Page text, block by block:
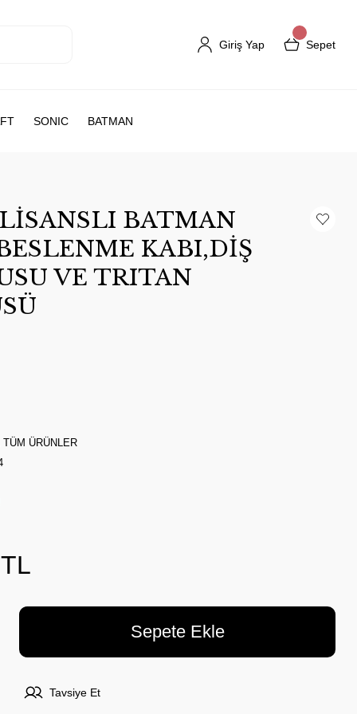
Giriş Yap Sepet
SONIC BATMAN
BATMAN
KABI,DİŞ
VE TRITAN
TÜM ÜRÜNLER
Sepete Ekle
Tavsiye Et